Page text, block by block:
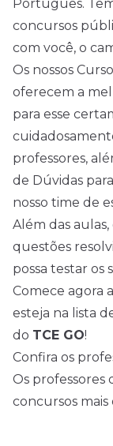
Português.
concursos
com você, o
Os nossos
oferecem a
para esse
professores,
de Dúvidas
nosso time de
Além das
questões
possa testar os
Comece agora
esteja na lista
do TCE GO!
Confira os
Os professores
concursos mais